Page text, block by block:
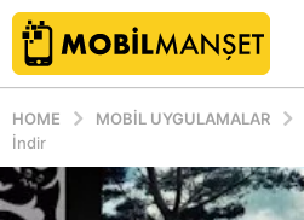
HOME MOBIL UYGULAMALAR
İndir